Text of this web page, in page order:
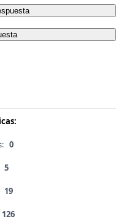
0
5
19
126